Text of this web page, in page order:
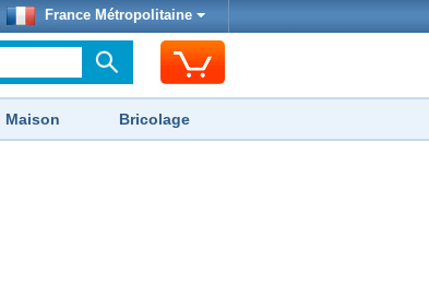
France Métropolitaine
Maison Bricolage